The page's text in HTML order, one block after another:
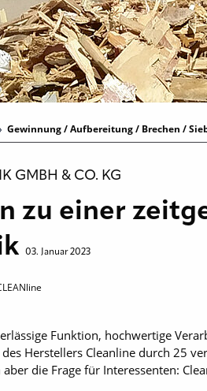
Gewinnung / Aufbereitung / Brechen /
GMBH & CO. KG
zu einer
03. Januar 2023
Funktion, hochwertige
Herstellers Cleanline durch 25
die Frage für Interessenten: